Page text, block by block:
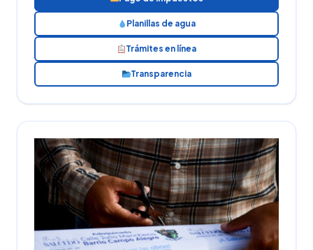
Planillas de agua
Trámites en línea
Transparencia